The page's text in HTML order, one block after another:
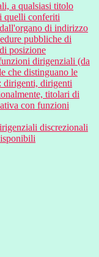
a qualsiasi titolo
quelli conferiti
di indirizzo
pubbliche di
posizione
dirigenziali (da
che distinguano le
dirigenti, dirigenti
titolari di
con funzioni
discrezionali